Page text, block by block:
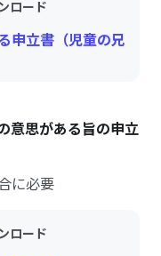
ロード
申立書（児童の兄
意思がある旨の申立
に必要
ロード